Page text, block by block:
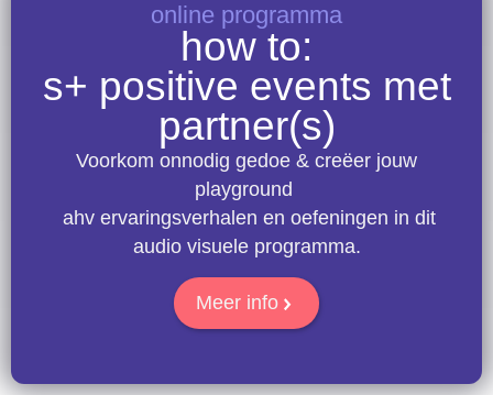
online programma
how to:
s+ positive events met
partner(s)
Voorkom onnodig gedoe & creëer jouw
playground
ahv ervaringsverhalen en oefeningen in dit
audio visuele programma.
Meer info